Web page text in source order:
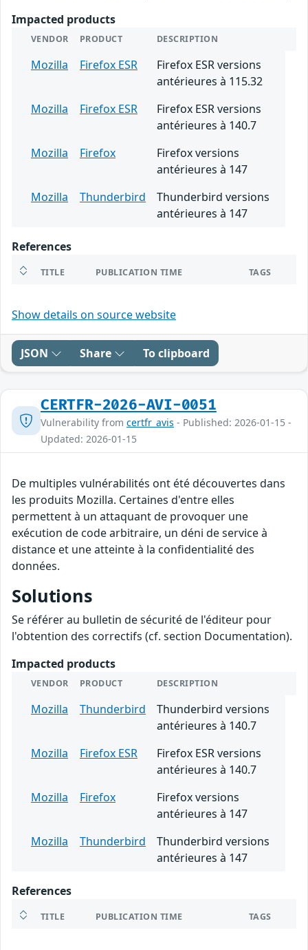
Impacted products
VENDOR PRODUCT DESCRIPTION
Mozilla Firefox ESR
Firefox ESR versions
antérieures à 115.32
Mozilla
Firefox ESR
Firefox ESR versions
antérieures à 140.7
Mozilla
Firefox
Firefox versions
antérieures à 147
Mozilla
Thunderbird
Thunderbird versions
antérieures à 147
References
TITLE PUBLICATION TIME TAGS
Show details on source website
JSON Share To clipboard
CERTFR-2026-AVI-0051
Vulnerability from certfr_avis - Published: 2026-01-15 -
Updated: 2026-01-15
De multiples vulnérabilités ont été découvertes dans
les produits Mozilla. Certaines d'entre elles
permettent à un attaquant de provoquer une
exécution de code arbitraire, un déni de service à
distance et une atteinte à la confidentialité des
données.
Solutions
Se référer au bulletin de sécurité de l'éditeur pour
l'obtention des correctifs (cf. section Documentation).
Impacted products
VENDOR PRODUCT DESCRIPTION
Mozilla Thunderbird
Thunderbird versions
antérieures à 140.7
Mozilla
Firefox ESR
Firefox ESR versions
antérieures à 140.7
Mozilla
Firefox
Firefox versions
antérieures à 147
Mozilla
Thunderbird
Thunderbird versions
antérieures à 147
References
TITLE PUBLICATION TIME TAGS